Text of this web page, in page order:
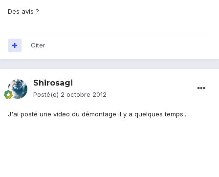
Des avis ?
Citer
Shirosagi
Posté(e) 2 octobre 2012
J'ai posté une video du démontage il y a quelques temps...